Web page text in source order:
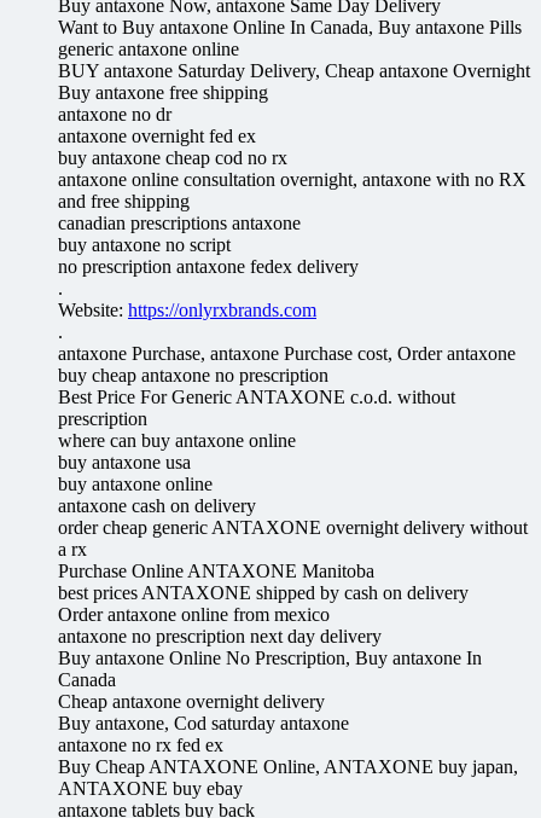
Buy antaxone Now, antaxone Same Day Delivery
Want to Buy antaxone Online In Canada, Buy antaxone Pills
generic antaxone online
BUY antaxone Saturday Delivery, Cheap antaxone Overnight
Buy antaxone free shipping
antaxone no dr
antaxone overnight fed ex
buy antaxone cheap cod no rx
antaxone online consultation overnight, antaxone with no RX
and free shipping
canadian prescriptions antaxone
buy antaxone no script
no prescription antaxone fedex delivery
.
Website: https://onlyrxbrands.com
.
antaxone Purchase, antaxone Purchase cost, Order antaxone
buy cheap antaxone no prescription
Best Price For Generic ANTAXONE c.o.d. without
prescription
where can buy antaxone online
buy antaxone usa
buy antaxone online
antaxone cash on delivery
order cheap generic ANTAXONE overnight delivery without
a rx
Purchase Online ANTAXONE Manitoba
best prices ANTAXONE shipped by cash on delivery
Order antaxone online from mexico
antaxone no prescription next day delivery
Buy antaxone Online No Prescription, Buy antaxone In
Canada
Cheap antaxone overnight delivery
Buy antaxone, Cod saturday antaxone
antaxone no rx fed ex
Buy Cheap ANTAXONE Online, ANTAXONE buy japan,
ANTAXONE buy ebay
antaxone tablets buy back